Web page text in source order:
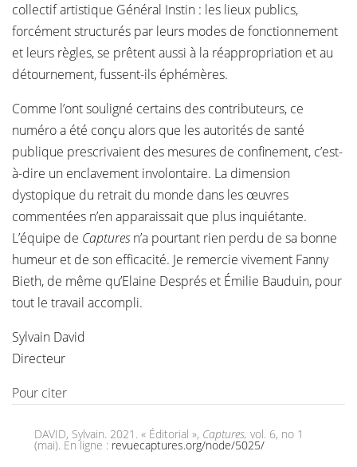
collectif artistique Général Instin : les lieux publics,
forcément structurés par leurs modes de fonctionnement
et leurs règles, se prêtent aussi à la réappropriation et au
détournement, fussent-ils éphémères.
Comme l’ont souligné certains des contributeurs, ce
numéro a été conçu alors que les autorités de santé
publique prescrivaient des mesures de confinement, c’est-
à-dire un enclavement involontaire. La dimension
dystopique du retrait du monde dans les œuvres
commentées n’en apparaissait que plus inquiétante.
L’équipe de Capturesn’a pourtant rien perdu de sa bonne
humeur et de son efficacité. Je remercie vivement Fanny
Bieth, de même qu’Elaine Després et Émilie Bauduin, pour
tout le travail accompli.
Sylvain David
Directeur
Pour citer
DAVID, Sylvain. 2021. « Éditorial », Captures, vol. 6, no 1
(mai). En ligne : revuecaptures.org/node/5025/